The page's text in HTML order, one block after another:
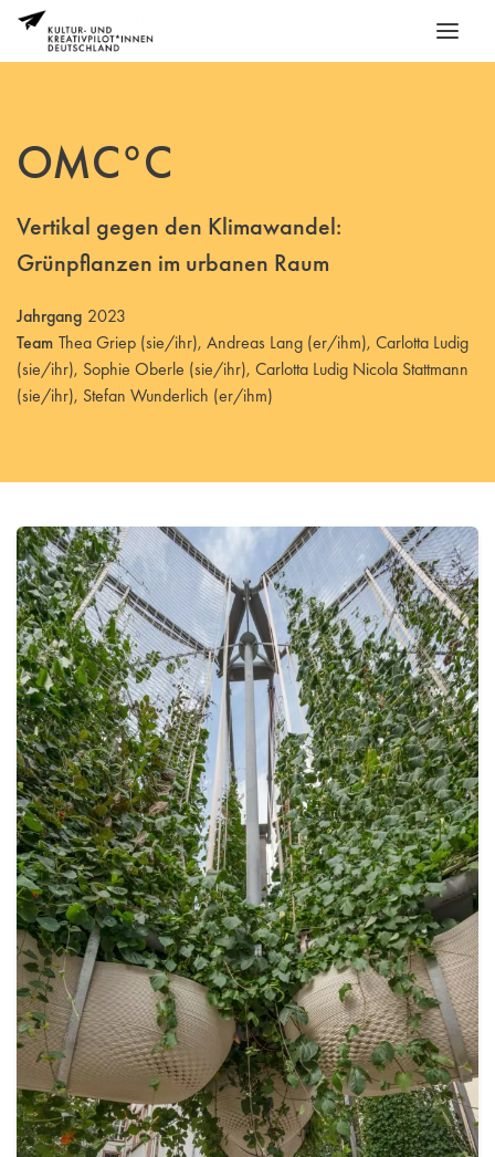
OMC°C
Vertikal gegen den Klimawandel:
Grünpflanzen im urbanen Raum
Jahrgang 2023
Team Thea Griep (sie/ihr), Andreas Lang (er/ihm), Carlotta Ludig
(sie/ihr), Sophie Oberle (sie/ihr), Carlotta Ludig Nicola Stattmann
(sie/ihr), Stefan Wunderlich (er/ihm)